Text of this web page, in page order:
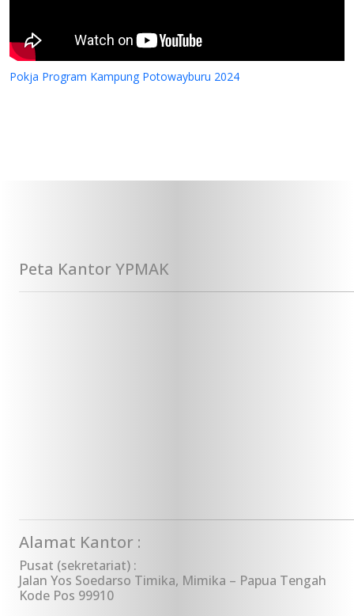
Pokja Program Kampung Potowayburu 2024
Peta Kantor YPMAK
Alamat Kantor :
Pusat (sekretariat) :
Jalan Yos Soedarso Timika, Mimika – Papua Tengah
Kode Pos 99910